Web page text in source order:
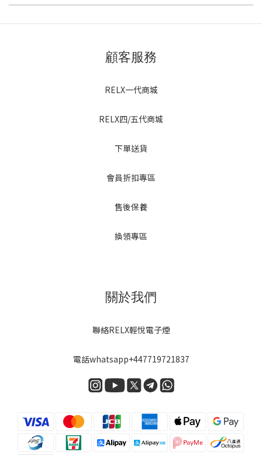
顧客服務
RELX一代商城
RELX四/五代商城
下單送貨
會員折扣專區
售後保養
換領專區
關於我們
聯絡RELX輕悅電子煙
電話whatsapp+447719721837